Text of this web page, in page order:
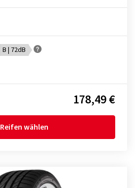
B | 72dB
178,49 €
Reifen wählen